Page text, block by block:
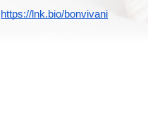
https://lnk.bio/bonvivani